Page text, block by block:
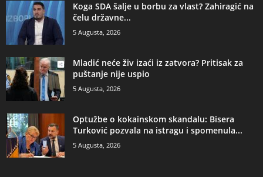
​Koga SDA šalje u borbu za vlast? Zahiragić na
čelu državne...
5 Augusta, 2026
​Mladić neće živ izaći iz zatvora? Pritisak za
puštanje nije uspio
5 Augusta, 2026
​Optužbe o kokainskom skandalu: Bisera
Turković pozvala na istragu i spomenula...
5 Augusta, 2026